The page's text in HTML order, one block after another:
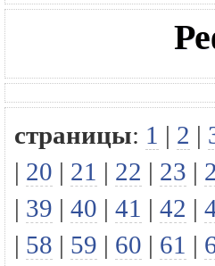
страницы: 1 | 2 |
| 20 | 21 | 22 | 23 |
| 39 | 40 | 41 | 42 |
| 58 | 59 | 60 | 61 |